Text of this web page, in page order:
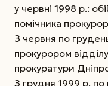
у червні 1998 р.:
помічника
З червня по
прокурором
прокуратури
З грудня 1999 р.